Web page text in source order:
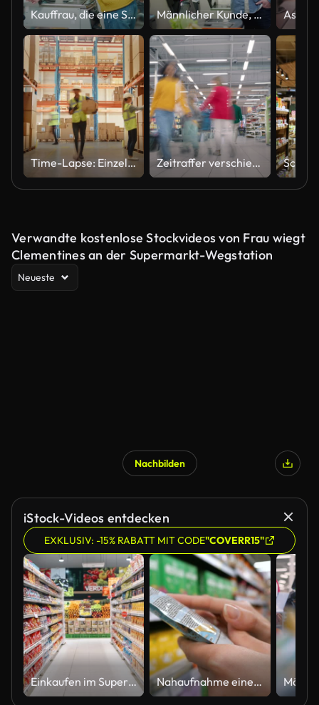
Kauffrau, die eine Selbstbedienungskasse in einem Supermarkt nutzt. Kundenscans produzieren Artikel mit der Selbstbedienungskasse des Lebensmittelgeschäfts Männlicher Kunde, der eine Selbstbedienungskasse in einem Supermarkt benutzt.
Time-Lapse: Einzelhandelslager voller Regale mit Waren in Kartons, Arbeiter-Scan und Sortieren von Paketen, Bestandsverschiebung mit Palettenwagen und Gabelstaplern. Produktverteilung Logistikzentrum Zeitraffer verschiedener Käufer, die durch einen Supermarkt navigieren und Artikel aus gestapelten Regalen auswählen. Menschen verschiedener Rassen und Geschlechter bewegen sich schnell durch die Gänge und schaffen so dynamische Shopping-Aufnahmen
Verwandte kostenlose Stockvideos von Frau wiegt
Clementines an der Supermarkt-Wegstation
Neueste
Nachbilden
iStock-Videos entdecken
EXKLUSIV: -15% RABATT MIT CODE"COVERR15"
Einkaufen im Supermarkt Nahaufnahme einer weiblichen Hand, die ein Babyprodukt hält, um die Etiketteninformationen im Geschäft zu lesen. Shopping-Konzept